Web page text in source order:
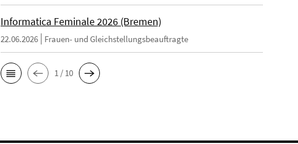
Informatica Feminale 2026 (Bremen)
22.06.2026 Frauen- und Gleichstellungsbeauftragte
1 / 10